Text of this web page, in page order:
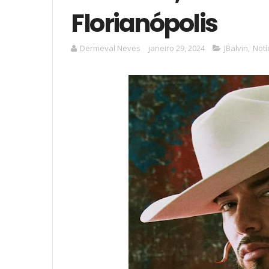
Florianópolis
Dermeval Neves janeiro 29, 2024 JBalvin,